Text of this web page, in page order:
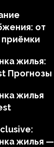
от
жилья:
Прогнозы
жилья
жилья —